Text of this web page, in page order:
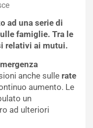
ad una serie di
famiglie. Tra le
relativi ai mutui.
anche sulle rate
aumento. Le
un
ad ulteriori